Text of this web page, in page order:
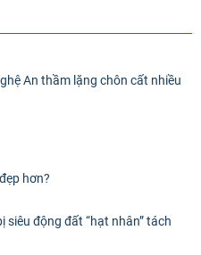
An thầm lặng chôn cất nhiều
hơn?
siêu động đất “hạt nhân” tách